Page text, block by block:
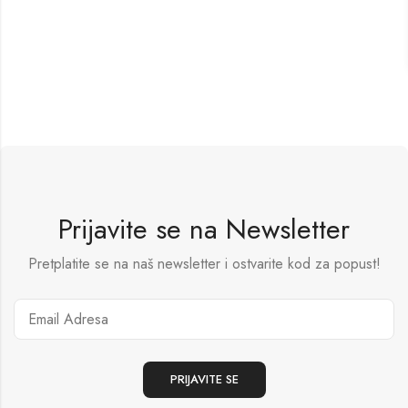
Prijavite se na Newsletter
Pretplatite se na naš newsletter i ostvarite kod za popust!